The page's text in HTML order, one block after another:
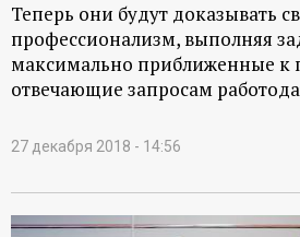
л
Теперь они будут доказывать
профессионализм, выполняя
максимально приближенные к
отвечающие запросам
27 декабря 2018 - 14:56